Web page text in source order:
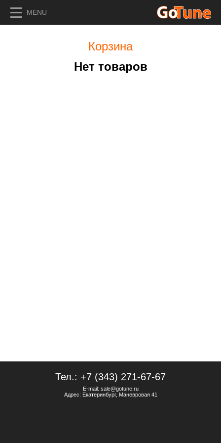
MENU
Корзина
Нет товаров
Тел.: +7 (343) 271-67-67
E-mail: sale@gotune.ru
Адрес: Екатеринбург, Маневровая 41